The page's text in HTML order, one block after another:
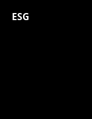
ESG